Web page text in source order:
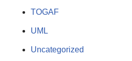
TOGAF
UML
Uncategorized